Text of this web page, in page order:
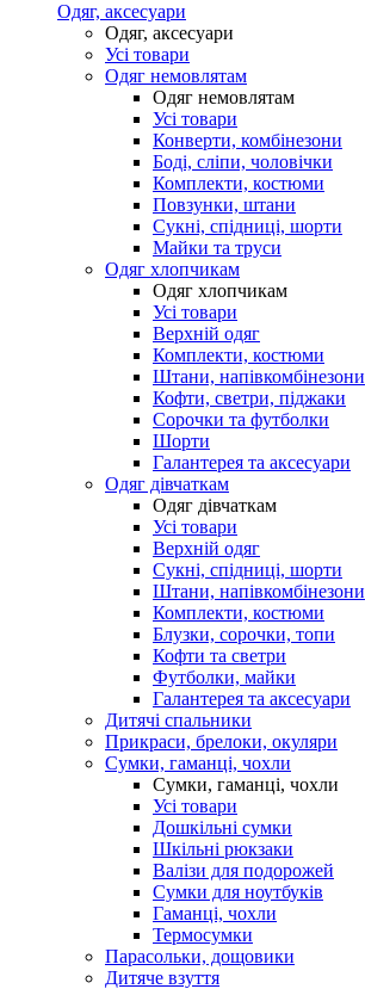
Одяг, аксесуари
Одяг, аксесуари
Усі товари
Одяг немовлятам
Одяг немовлятам
Усі товари
Конверти, комбінезони
Боді, сліпи, чоловічки
Комплекти, костюми
Повзунки, штани
Сукні, спідниці, шорти
Майки та труси
Одяг хлопчикам
Одяг хлопчикам
Усі товари
Верхній одяг
Комплекти, костюми
Штани, напівкомбінезони
Кофти, светри, піджаки
Сорочки та футболки
Шорти
Галантерея та аксесуари
Одяг дівчаткам
Одяг дівчаткам
Усі товари
Верхній одяг
Сукні, спідниці, шорти
Штани, напівкомбінезони
Комплекти, костюми
Блузки, сорочки, топи
Кофти та светри
Футболки, майки
Галантерея та аксесуари
Дитячі спальники
Прикраси, брелоки, окуляри
Сумки, гаманці, чохли
Сумки, гаманці, чохли
Усі товари
Дошкільні сумки
Шкільні рюкзаки
Валізи для подорожей
Сумки для ноутбуків
Гаманці, чохли
Термосумки
Парасольки, дощовики
Дитяче взуття